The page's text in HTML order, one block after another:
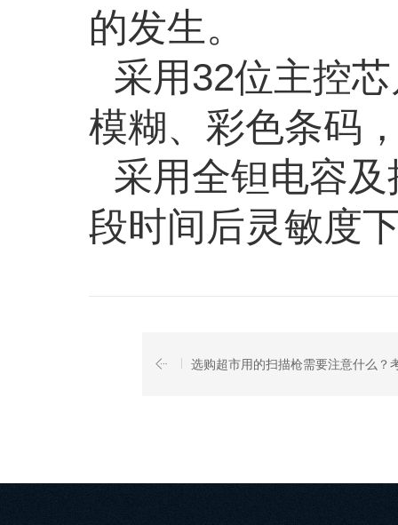
的发生。
采用32位主控
模糊、彩色条码
采用全钽电容
段时间后灵敏度
选购超市用的扫描枪需要注意什么？